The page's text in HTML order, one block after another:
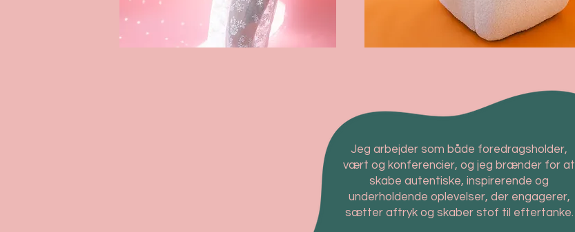
Jeg arbejder som både foredragsholder,
vært og konferencier, og jeg brænder for at
skabe autentiske, inspirerende og
underholdende oplevelser, der engagerer,
sætter aftryk og skaber stof til eftertanke.